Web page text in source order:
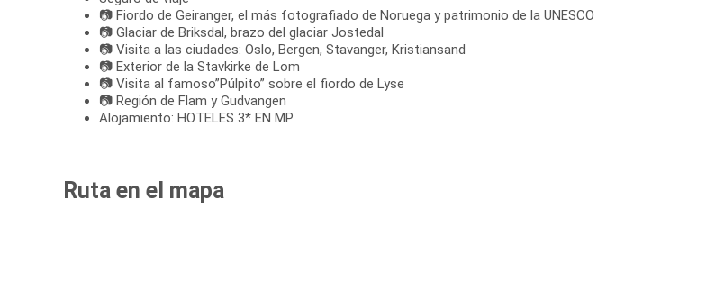
📷 Fiordo de Geiranger, el más fotografiado de Noruega y patrimonio de la UNESCO
📷 Glaciar de Briksdal, brazo del glaciar Jostedal
📷 Visita a las ciudades: Oslo, Bergen, Stavanger, Kristiansand
📷 Exterior de la Stavkirke de Lom
📷 Visita al famoso”Púlpito” sobre el fiordo de Lyse
📷 Región de Flam y Gudvangen
Alojamiento: HOTELES 3* EN MP
Ruta en el mapa